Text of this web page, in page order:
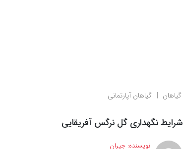
گیاهان
گیاهان آپارتمانی
شرایط نگهداری گل نرگس آفریقایی
نویسنده: جیران